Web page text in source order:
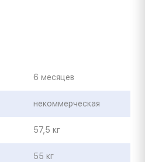
6 месяцев
некоммерческая
57,5 кг
55 кг